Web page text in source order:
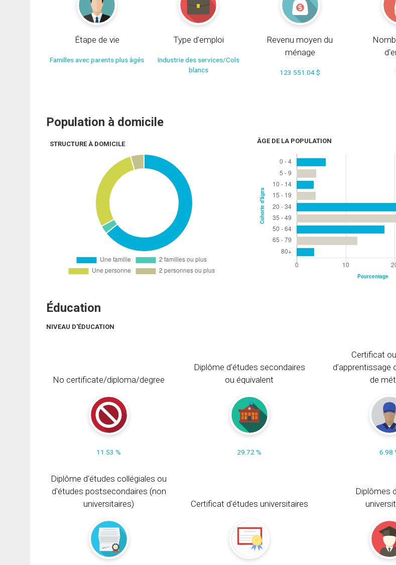
Étape de vie
Familles avec parents plus âgés
Type d'emploi
Industrie des services/Cols
blancs
Revenu moyen du
ménage
123 551.04 $
Population à domicile
STRUCTURE À DOMICILE ÂGE DE LA POPULATION
Éducation
NIVEAU D'ÉDUCATION
No certificate/diploma/degree
11.53 %
Diplôme d'études secondaires
ou équivalent
29.72 %
Certificat
d'apprentissage
de
6.98
Diplôme d'études collégiales ou
d'études postsecondaires (non
universitaires)
Certificat d'études universitaires
Diplômes